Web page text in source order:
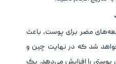
مضر برای پوست، باعث
شد که در نهایت چین و
را افزایش می‌دهد. یک